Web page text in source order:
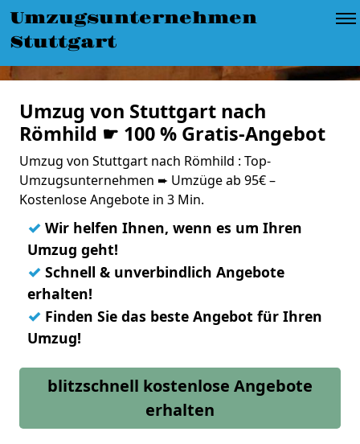
Umzugsunternehmen
Stuttgart
Umzug von Stuttgart nach
Römhild ☛ 100 % Gratis-Angebot
Umzug von Stuttgart nach Römhild : Top-
Umzugsunternehmen ➨ Umzüge ab 95€ –
Kostenlose Angebote in 3 Min.
✓ Wir helfen Ihnen, wenn es um Ihren
Umzug geht!
✓ Schnell & unverbindlich Angebote
erhalten!
✓ Finden Sie das beste Angebot für Ihren
Umzug!
blitzschnell kostenlose Angebote
erhalten